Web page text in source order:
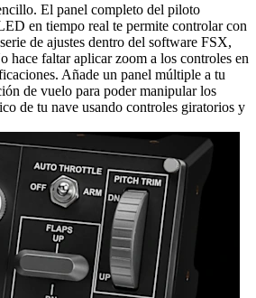
El panel completo del piloto
en tiempo real te permite controlar con
de ajustes dentro del software FSX,
hace faltar aplicar zoom a los controles en
Añade un panel múltiple a tu
de vuelo para poder manipular los
de tu nave usando controles giratorios y